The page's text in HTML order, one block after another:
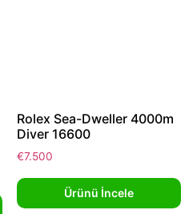
Rolex Sea-Dweller 4000m
Diver 16600
€7.500
Ürünü İncele